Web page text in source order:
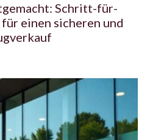
Schritt-für-
einen sicheren und